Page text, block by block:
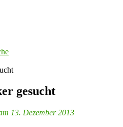
gesucht
13. Dezember 2013